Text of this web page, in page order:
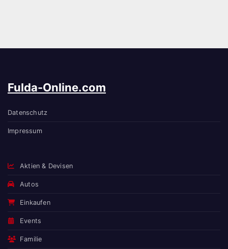
Fulda-Online.com
Datenschutz
Impressum
Aktien & Devisen
Autos
Einkaufen
Events
Familie